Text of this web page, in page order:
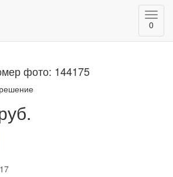
0
фото: 144175